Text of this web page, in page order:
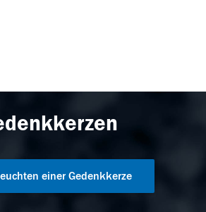
einer Gedenkkerze